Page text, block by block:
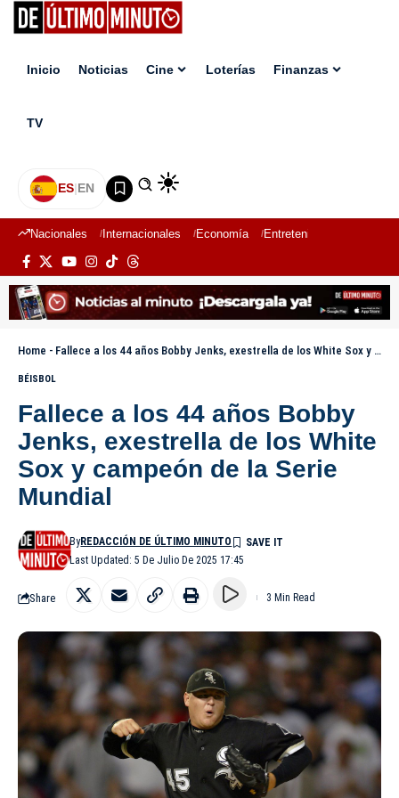
Inicio Noticias Cine Loterías Finanzas
TV
ES|EN
Nacionales Internacionales Economía Entretenimiento
Home - Fallece a los 44 años Bobby Jenks, exestrella de los White Sox y campeón de la Serie Mundial
BÉISBOL
Fallece a los 44 años Bobby
Jenks, exestrella de los White
Sox y campeón de la Serie
Mundial
Last Updated: 5 De Julio De 2025 17:45
ByREDACCIÓN DE ÚLTIMO MINUTO
Share 3 Min Read